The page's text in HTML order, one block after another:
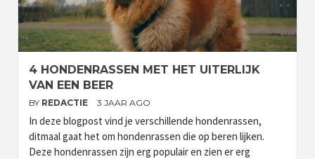
4 HONDENRASSEN MET HET UITERLIJK
VAN EEN BEER
BY REDACTIE 3 JAAR AGO
In deze blogpost vind je verschillende hondenrassen,
ditmaal gaat het om hondenrassen die op beren lijken.
Deze hondenrassen zijn erg populair en zien er erg